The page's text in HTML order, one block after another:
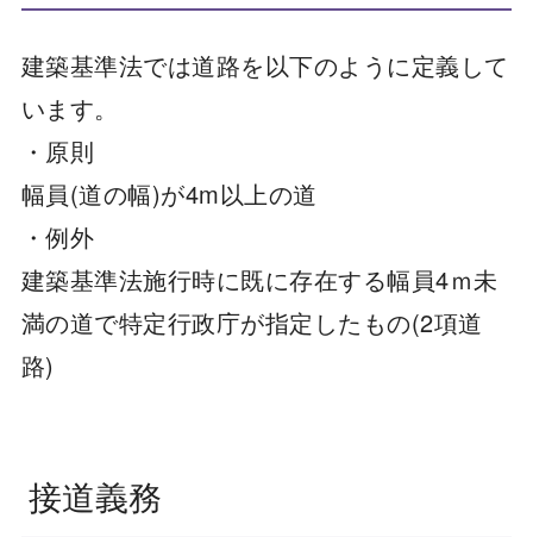
建築基準法では道路を以下のように定義して
います。
・原則
幅員(道の幅)が4m以上の道
・例外
建築基準法施行時に既に存在する幅員4ｍ未
満の道で特定行政庁が指定したもの(2項道
路)
接道義務